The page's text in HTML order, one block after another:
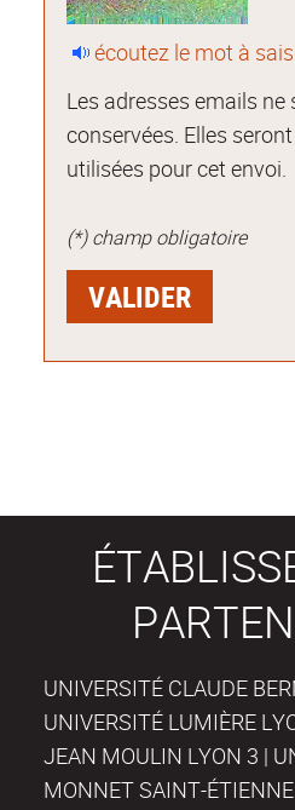
écoutez le mot à
Les adresses emails ne
conservées. Elles
utilisées pour cet envoi.
(*) champ obligatoire
UNIVERSITÉ CLAUDE
UNIVERSITÉ LUMIÈRE
JEAN MOULIN LYON 3 |
MONNET SAINT-